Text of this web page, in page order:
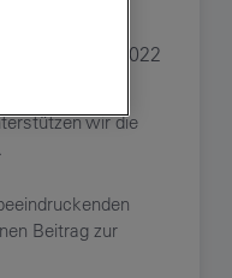
09/2022
wir die
Beitrag zur